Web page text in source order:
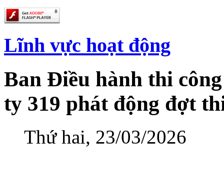
Lĩnh vực hoạt động
Ban Điều hành thi
ty 319 phát động đợt
Thứ hai, 23/03/2026